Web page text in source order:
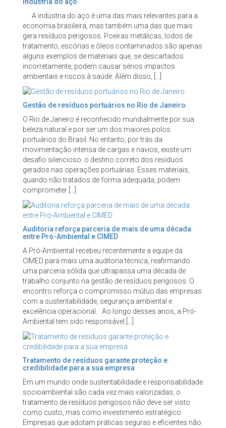
A indústria do aço é uma das mais relevantes para a
economia brasileira, mas também uma das que mais
gera resíduos perigosos. Poeiras metálicas, lodos de
tratamento, escórias e óleos contaminados são apenas
alguns exemplos de materiais que, se descartados
incorretamente, podem causar sérios impactos
ambientais e riscos à saúde. Além disso, […]
Gestão de resíduos portuários no Rio de Janeiro
O Rio de Janeiro é reconhecido mundialmente por sua
beleza natural e por ser um dos maiores polos
portuários do Brasil. No entanto, por trás da
movimentação intensa de cargas e navios, existe um
desafio silencioso: o destino correto dos resíduos
gerados nas operações portuárias. Esses materiais,
quando não tratados de forma adequada, podem
comprometer […]
Auditoria reforça parceria de mais de uma década
entre Pró-Ambiental e CIMED
A Pró-Ambiental recebeu recentemente a equipe da
CIMED para mais uma auditoria técnica, reafirmando
uma parceria sólida que ultrapassa uma década de
trabalho conjunto na gestão de resíduos perigosos. O
encontro reforça o compromisso mútuo das empresas
com a sustentabilidade, segurança ambiental e
excelência operacional. Ao longo desses anos, a Pró-
Ambiental tem sido responsável […]
Tratamento de resíduos garante proteção e
credibilidade para a sua empresa
Em um mundo onde sustentabilidade e responsabilidade
socioambiental são cada vez mais valorizadas, o
tratamento de resíduos perigosos não deve ser visto
como custo, mas como investimento estratégico.
Empresas que adotam práticas seguras e eficientes não